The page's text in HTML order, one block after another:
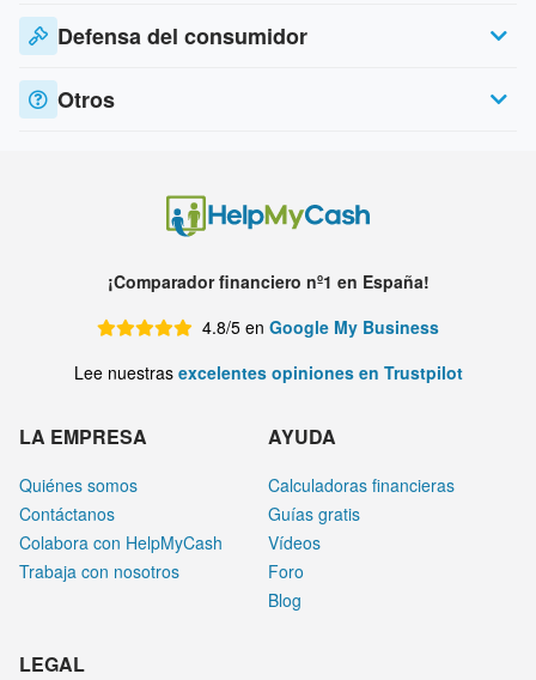
Defensa del consumidor
Otros
¡Comparador financiero nº1 en España!
4.8/5 en Google My Business
Lee nuestras excelentes opiniones en Trustpilot
LA EMPRESA
Quiénes somos
Contáctanos
Colabora con HelpMyCash
Trabaja con nosotros
AYUDA
Calculadoras financieras
Guías gratis
Vídeos
Foro
Blog
LEGAL